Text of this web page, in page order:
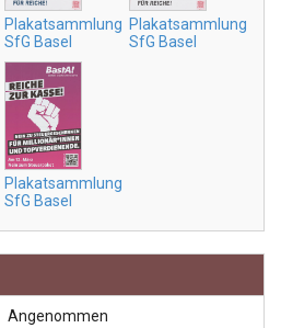
Plakatsammlung
SfG Basel
Plakatsammlung
SfG Basel
Plakatsammlung
SfG Basel
Angenommen